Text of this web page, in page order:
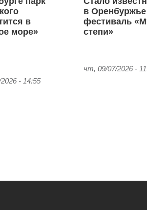
в
море»
- 14:55
в
фестиваль
степи»
чт, 09/07/2026 -